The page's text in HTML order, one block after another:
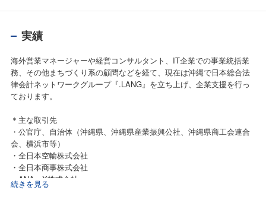
株式会社 未来創造研究所 CEO
2017年～ 中小企業庁よろず支援拠点コーディネーター
実績
海外営業マネージャーや経営コンサルタント、IT企業での事業統括業
務、その他まちづくり系の顧問などを経て、現在は沖縄で日本総合法
律会計ネットワークグループ『.LANG』を立ち上げ、企業支援を行っ
ております。
＊主な取引先
・公官庁、自治体（沖縄県、沖縄県産業振興公社、沖縄県商工会連合
会、横浜市等）
・全日本空輸株式会社
・全日本商事株式会社
・ANA X株式会社
・ANAビジネスソリューション株式会社
続きを見る